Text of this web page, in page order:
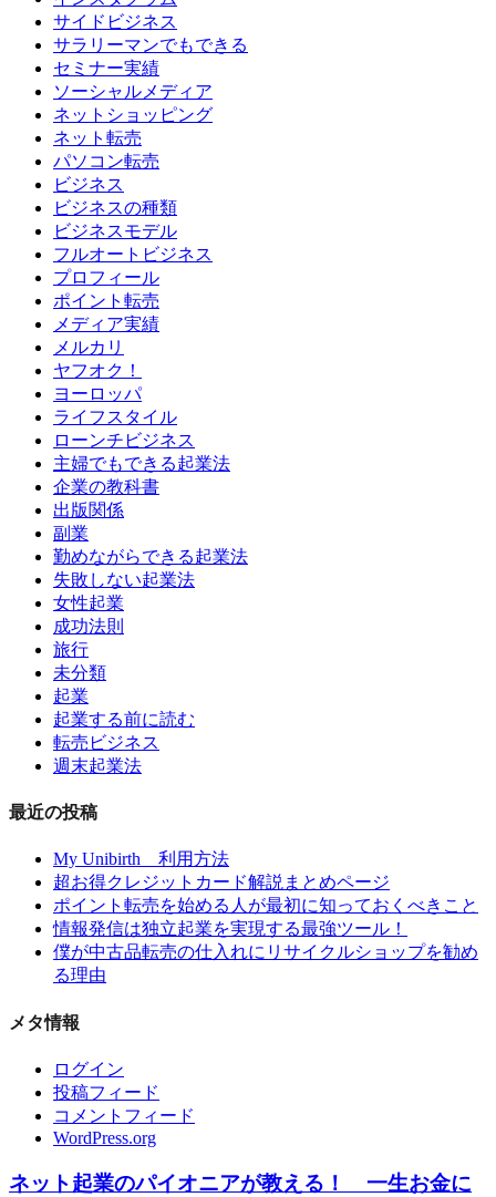
サイドビジネス
サラリーマンでもできる
セミナー実績
ソーシャルメディア
ネットショッピング
ネット転売
パソコン転売
ビジネス
ビジネスの種類
ビジネスモデル
フルオートビジネス
プロフィール
ポイント転売
メディア実績
メルカリ
ヤフオク！
ヨーロッパ
ライフスタイル
ローンチビジネス
主婦でもできる起業法
企業の教科書
出版関係
副業
勤めながらできる起業法
失敗しない起業法
女性起業
成功法則
旅行
未分類
起業
起業する前に読む
転売ビジネス
週末起業法
最近の投稿
My Unibirth 利用方法
超お得クレジットカード解説まとめページ
ポイント転売を始める人が最初に知っておくべきこと
情報発信は独立起業を実現する最強ツール！
僕が中古品転売の仕入れにリサイクルショップを勧め
る理由
メタ情報
ログイン
投稿フィード
コメントフィード
WordPress.org
ネット起業のパイオニアが教える！ 一生お金に